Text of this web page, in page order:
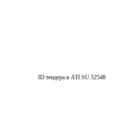
ID тендера в ATI.SU 52548